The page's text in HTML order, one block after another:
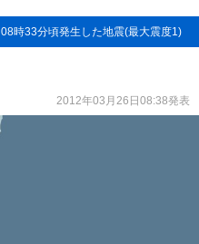
08時33分頃発生した地震(最大震度1)
2012年03月26日08:38発表